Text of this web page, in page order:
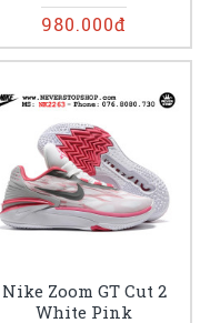
980.000đ
Nike Zoom GT Cut 2
White Pink